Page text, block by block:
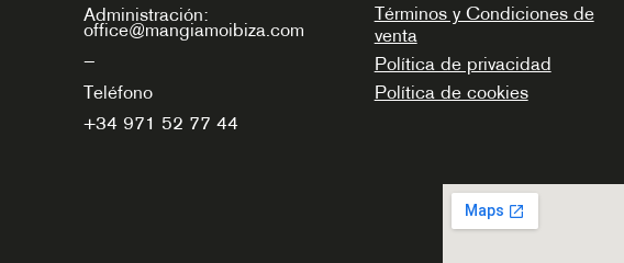
Administración:
office@mangiamoibiza.com
—
Teléfono
+34 971 52 77 44
Términos y Condiciones de
venta
Política de privacidad
Política de cookies